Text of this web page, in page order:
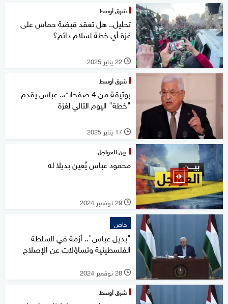
شرق أوسط
تحليل.. هل تعقد قبضة حماس على
غزة أي خطة لسلام دائم؟
l 22 يناير 2025
شرق أوسط
بوثيقة من 4 صفحات.. عباس يقدم
"خطة" اليوم التالي لغزة
l 17 يناير 2025
بين العواجل
محمود عباس يُعين بديلا له
l 29 نوفمبر 2024
خاص
"بديل عباس".. أزمة في السلطة
الفلسطينية وتساؤلات عن الإصلاح
l 28 نوفمبر 2024
شرق أوسط